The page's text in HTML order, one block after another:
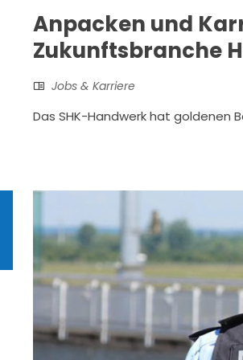
Anpacken und
Zukunftsbranche
Jobs & Karriere
Das SHK-Handwerk hat goldenen